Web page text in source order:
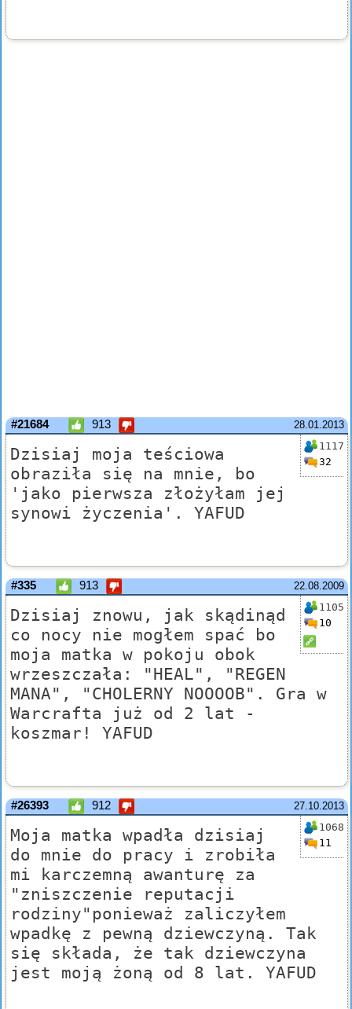
28.01.2013
#21684 913
1117
32
Dzisiaj moja teściowa
obraziła się na mnie, bo
'jako pierwsza złożyłam jej
synowi życzenia'. YAFUD
22.08.2009
#335 913
1105
10
Dzisiaj znowu, jak skądinąd
co nocy nie mogłem spać bo
moja matka w pokoju obok
wrzeszczała: "HEAL", "REGEN
MANA", "CHOLERNY NOOOOB". Gra w
Warcrafta już od 2 lat -
koszmar! YAFUD
27.10.2013
#26393 912
1068
11
Moja matka wpadła dzisiaj
do mnie do pracy i zrobiła
mi karczemną awanturę za
"zniszczenie reputacji
rodziny"ponieważ zaliczyłem
wpadkę z pewną dziewczyną. Tak
się składa, że tak dziewczyna
jest moją żoną od 8 lat. YAFUD